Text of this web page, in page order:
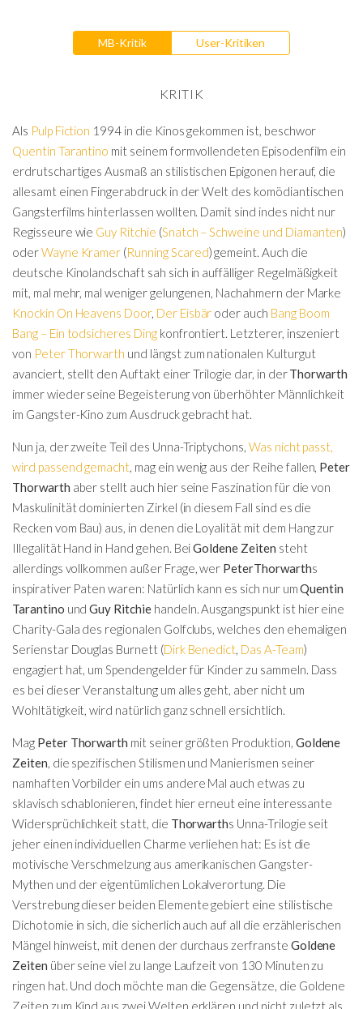
MB-Kritik User-Kritiken
KRITIK
Als Pulp Fiction 1994 in die Kinos gekommen ist, beschwor
Quentin Tarantino mit seinem formvollendeten Episodenfilm ein
erdrutschartiges Ausmaß an stilistischen Epigonen herauf, die
allesamt einen Fingerabdruck in der Welt des komödiantischen
Gangsterfilms hinterlassen wollten. Damit sind indes nicht nur
Regisseure wie Guy Ritchie (Snatch – Schweine und Diamanten)
oderWayne Kramer (Running Scared) gemeint. Auch die
deutsche Kinolandschaft sah sich in auffälliger Regelmäßigkeit
mit, mal mehr, mal weniger gelungenen, Nachahmern der Marke
Knockin On Heavens Door, Der Eisbär oder auch Bang Boom
Bang – Ein todsicheres Ding konfrontiert. Letzterer, inszeniert
von Peter Thorwarth und längst zum nationalen Kulturgut
avanciert, stellt den Auftakt einer Trilogie dar, in derThorwarth
immer wieder seine Begeisterung von überhöhter Männlichkeit
im Gangster-Kino zum Ausdruck gebracht hat.
Nun ja, der zweite Teil des Unna-Triptychons, Was nicht passt,
wird passend gemacht , mag ein wenig aus der Reihe fallen, Peter
Thorwarth aber stellt auch hier seine Faszination für die von
Maskulinität dominierten Zirkel (in diesem Fall sind es die
Recken vom Bau) aus, in denen die Loyalität mit dem Hang zur
Illegalität Hand in Hand gehen. BeiGoldene Zeiten steht
allerdings vollkommen außer Frage, wer PeterThorwarths
inspirativer Paten waren: Natürlich kann es sich nur umQuentin
Tarantino undGuy Ritchiehandeln. Ausgangspunkt ist hier eine
Charity-Gala des regionalen Golfclubs, welches den ehemaligen
Serienstar Douglas Burnett (Dirk Benedict Das A-Team)
engagiert hat, um Spendengelder für Kinder zu sammeln. Dass
es bei dieser Veranstaltung um alles geht, aber nicht um
Wohltätigkeit, wird natürlich ganz schnell ersichtlich.
Mag Peter Thorwarth mit seiner größten Produktion, Goldene
Zeiten , die spezifischen Stilismen und Manierismen seiner
namhaften Vorbilder ein ums andere Mal auch etwas zu
sklavisch schablonieren, findet hier erneut eine interessante
Widersprüchlichkeit statt, die Thorwarths Unna-Trilogie seit
jeher einen individuellen Charme verliehen hat: Es ist die
motivische Verschmelzung aus amerikanischen Gangster-
Mythen und der eigentümlichen Lokalverortung. Die
Verstrebung dieser beiden Elemente gebiert eine stilistische
Dichotomie in sich, die sicherlich auch auf all die erzählerischen
Mängel hinweist, mit denen der durchaus zerfranste Goldene
Zeiten über seine viel zu lange Laufzeit von 130 Minuten zu
ringen hat. Und doch möchte man die Gegensätze, die Goldene
Zeiten zum Kind aus zwei Welten erklären und nicht zuletzt als